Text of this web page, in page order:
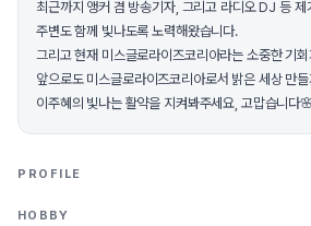
최근까지 앵커 겸 방송기자, 그리고 라디오 DJ 등 제
주변도 함께 빛나도록 노력해왔습니다.
그리고 현재 미스글로라이즈코리아라는 소중한 기
앞으로도 미스글로라이즈코리아로서 밝은 세상 만
이주혜의 빛나는 활약을 지켜봐주세요, 고맙습니다
PROFILE
HOBBY